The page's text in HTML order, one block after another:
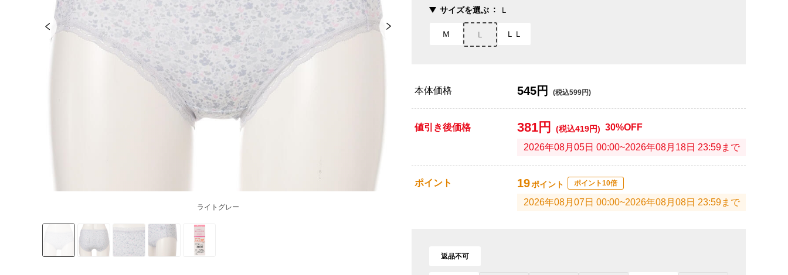
ライトグレー
サイズを選ぶ Ｌ
Ｍ Ｌ ＬＬ
本体価格 545円 (税込599円)
値引き後価格 381円 (税込419円) 30%OFF
2026年08月05日 00:00~2026年08月18日 23:59まで
ポイント 19ポイント ポイント10倍
2026年08月07日 00:00~2026年08月08日 23:59まで
返品不可